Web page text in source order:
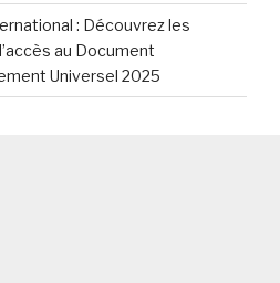
: Découvrez les
au Document
Universel 2025